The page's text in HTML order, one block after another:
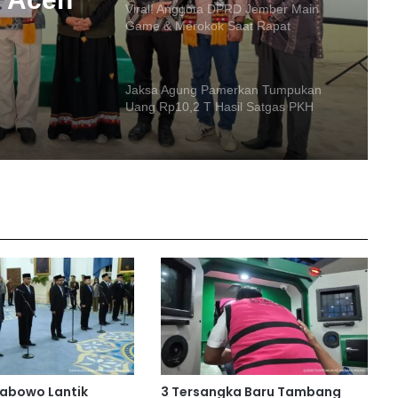
Aceh
Kesehatan
Jaksa Agung Pamerkan Tumpukan
Uang Rp10,2 T Hasil Satgas PKH
Demo Sopir di Kalsel: Desak
Pencabutan Izin SPBU yang Main
Tetap Ibu Kota
Pahit Jadi Manis! Ocha Dapat
Beasiswa ke Tiongkok Usai Viral di
Lomba Cerdas Cermat
Lantik 3 Tersangka Baru Tambang